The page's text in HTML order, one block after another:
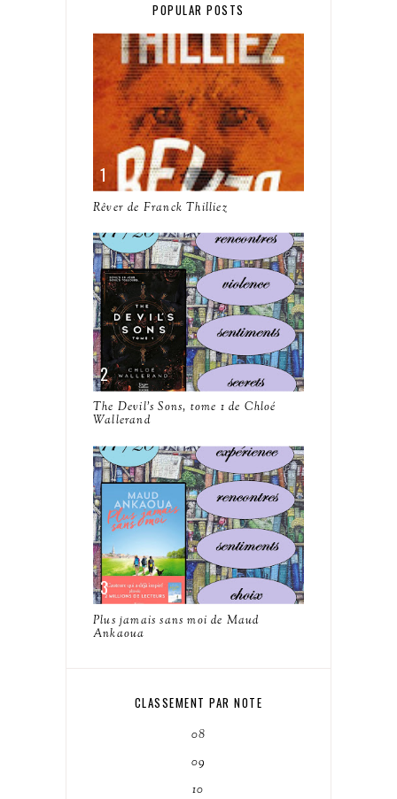
POPULAR POSTS
Rêver de Franck Thilliez
The Devil's Sons, tome 1 de Chloé
Wallerand
Plus jamais sans moi de Maud
Ankaoua
CLASSEMENT PAR NOTE
08
09
10